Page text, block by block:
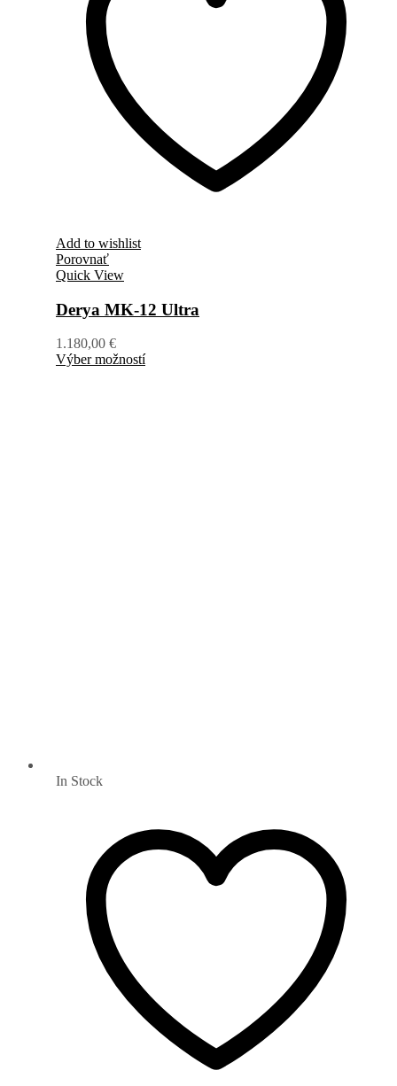
Add to wishlist
Porovnať
Quick View
Derya MK-12 Ultra
1.180,00 €
Výber možností
In Stock